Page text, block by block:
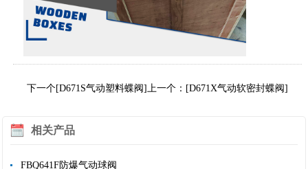
下一个[D671S气动塑料蝶阀] 上一个：[D671X气动软密封蝶阀]
相关产品
FBQ641F防爆气动球阀